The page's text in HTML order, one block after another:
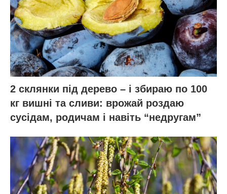
2 склянки під дерево – і збираю по 100
кг вишні та сливи: врожай роздаю
сусідам, родичам і навіть “недругам”